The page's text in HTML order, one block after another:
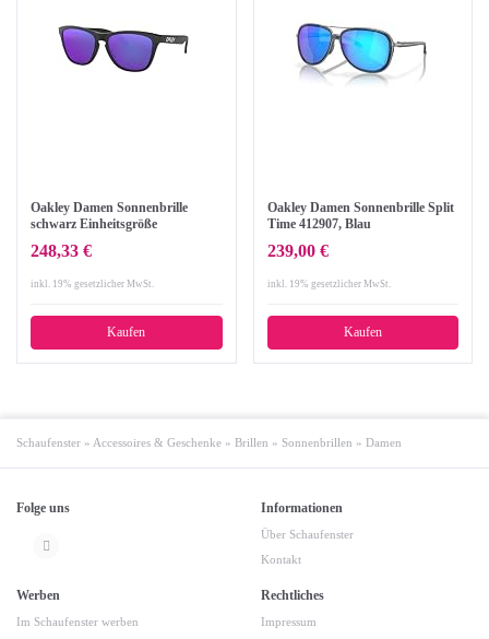
Oakley Damen Sonnenbrille
schwarz Einheitsgröße
248,33 €
inkl. 19% gesetzlicher MwSt.
Kaufen
Oakley Damen Sonnenbrille Split
Time 412907, Blau
58
239,00 €
inkl. 19% gesetzlicher MwSt.
Kaufen
Schaufenster » Accessoires & Geschenke » Brillen » Sonnenbrillen » Damen
Folge uns Informationen
Über Schaufenster
Kontakt
Werben
Im Schaufenster werben
Rechtliches
Impressum